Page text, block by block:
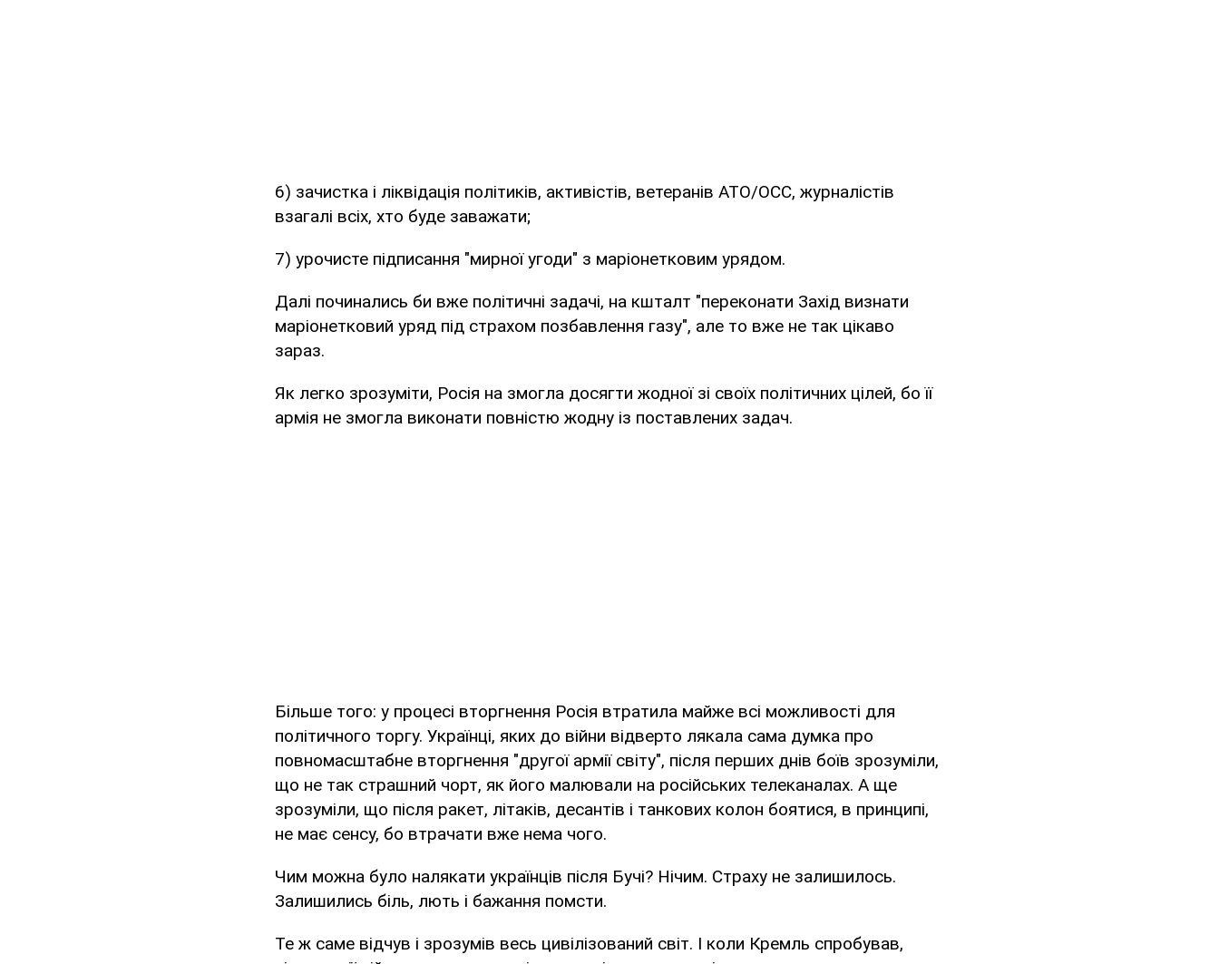
6) зачистка і ліквідація політиків, активістів, ветеранів АТО/ОСС, журналістів
взагалі всіх, хто буде заважати;
7) урочисте підписання "мирної угоди" з маріонетковим урядом.
Далі починались би вже політичні задачі, на кшталт "переконати Захід визнати
маріонетковий уряд під страхом позбавлення газу", але то вже не так цікаво
зараз.
Як легко зрозуміти, Росія на змогла досягти жодної зі своїх політичних цілей, бо її
армія не змогла виконати повністю жодну із поставлених задач.
Більше того: у процесі вторгнення Росія втратила майже всі можливості для
політичного торгу. Українці, яких до війни відверто лякала сама думка про
повномасштабне вторгнення "другої армії світу", після перших днів боїв зрозуміли,
що не так страшний чорт, як його малювали на російських телеканалах. А ще
зрозуміли, що після ракет, літаків, десантів і танкових колон боятися, в принципі,
не має сенсу, бо втрачати вже нема чого.
Чим можна було налякати українців після Бучі? Нічим. Страху не залишилось.
Залишились біль, лють і бажання помсти.
Те ж саме відчув і зрозумів весь цивілізований світ. І коли Кремль спробував,